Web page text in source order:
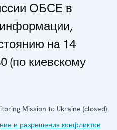
ОБСЕ в
на 14
(по киевскому
Mission to Ukraine (closed)
и разрешение конфликтов